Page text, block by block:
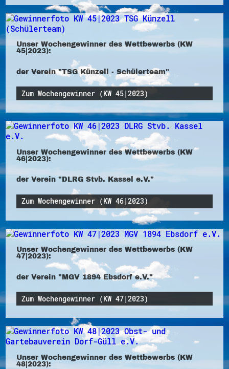
Unser Wochengewinner des Wettbewerbs (KW
45|2023):
der Verein "TSG Künzell - Schülerteam"
Zum Wochengewinner (KW 45|2023)
Unser Wochengewinner des Wettbewerbs (KW
46|2023):
der Verein "DLRG Stvb. Kassel e.V."
Zum Wochengewinner (KW 46|2023)
Unser Wochengewinner des Wettbewerbs (KW
47|2023):
der Verein "MGV 1894 Ebsdorf e.V."
Zum Wochengewinner (KW 47|2023)
Unser Wochengewinner des Wettbewerbs (KW
48|2023):